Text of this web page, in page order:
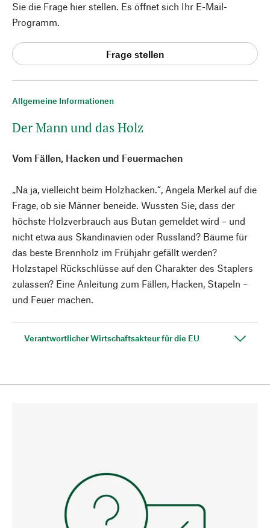
Allgemeine Informationen
Der Mann und das Holz
Vom Fällen, Hacken und Feuermachen
„Na ja, vielleicht beim Holzhacken.“, Angela Merkel auf die
Frage, ob sie Männer beneide. Wussten Sie, dass der
höchste Holzverbrauch aus Butan gemeldet wird – und
nicht etwa aus Skandinavien oder Russland? Bäume für
das beste Brennholz im Frühjahr gefällt werden?
Holzstapel Rückschlüsse auf den Charakter des Staplers
zulassen? Eine Anleitung zum Fällen, Hacken, Stapeln –
und Feuer machen.
Verantwortlicher Wirtschaftsakteur für die EU
Sie die Frage hier stellen. Es öffnet sich Ihr E-Mail-
Programm.
Frage stellen